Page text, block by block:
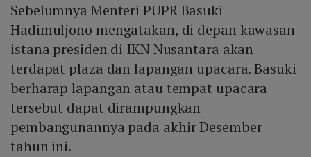
Sebelumnya Menteri PUPR Basuki
Hadimuljono mengatakan, di depan kawasan
istana presiden di IKN Nusantara akan
terdapat plaza dan lapangan upacara. Basuki
berharap lapangan atau tempat upacara
tersebut dapat dirampungkan
pembangunannya pada akhir Desember
tahun ini.